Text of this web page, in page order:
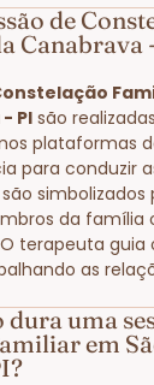
de
Canabrava
PI são
plataformas
para conduzir
simbolizados
da família
terapeuta guia
as
uma
em